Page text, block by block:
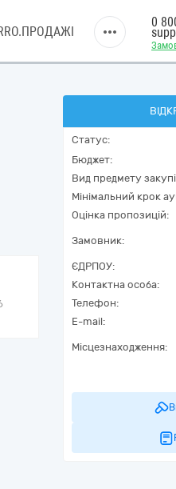
0
Статус:
Бюджет:
Вид предмету
Мінімальний крок
Оцінка пропозицій:
Замовник:
ЄДРПОУ:
Контактна особа:
Телефон:
E-mail:
Місцезнаходження: